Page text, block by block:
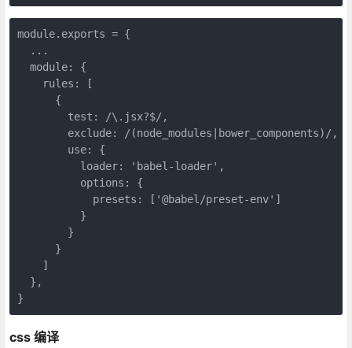
module.exports = {
  ...
  module: {
rules : [
      {
test : /\.jsx?$/ ,
exclude: /(node_modules|bower_components)/ ,
use: {
loader: 'babel-loader' ,
options : {
presets : [ '@babel/preset-env' ]
          }
        }
      }
    ]
  },
}
css 编译